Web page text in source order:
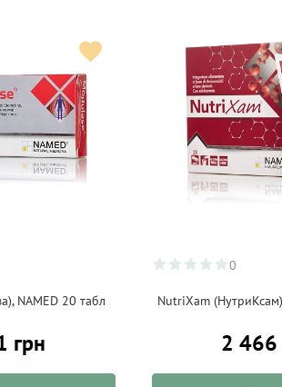
NAMED 20 табл
грн
0
NutriXam
2 466